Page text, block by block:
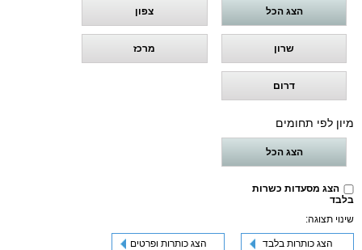
הצג הכל צפון
שרון מרכז
דרום
מיון לפי תחומים
הצג הכל
הצג מסעדות כשרות
בלבד
שינוי תצוגה:
הצג כותרות בלבד הצג כותרות ופרטים